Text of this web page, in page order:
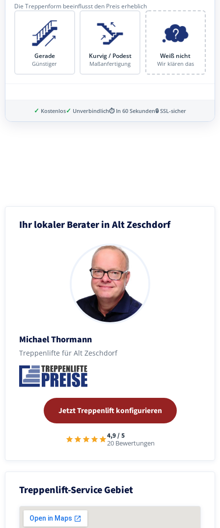
Die Treppenform beeinflusst den Preis erheblich
Gerade
Günstiger
Kurvig / Podest
Maßanfertigung
Weiß nicht
Wir klären das
✓ Kostenlos✓ Unverbindlich⏱ In 60 Sekunden🔒 SSL-sicher
Ihr lokaler Berater in Alt Zeschdorf
Michael Thormann
Treppenlifte für Alt Zeschdorf
Jetzt Treppenlift konfigurieren
4,9 / 5
20 Bewertungen
Treppenlift-Service Gebiet